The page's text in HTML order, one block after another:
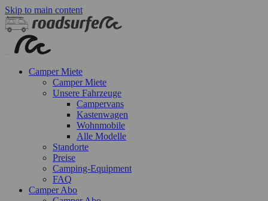
Skip to main content
Camper Miete
Camper Miete
Unsere Fahrzeuge
Campervans
Kastenwagen
Wohnmobile
Alle Modelle
Standorte
Preise
Camping-Equipment
FAQ
Camper Abo